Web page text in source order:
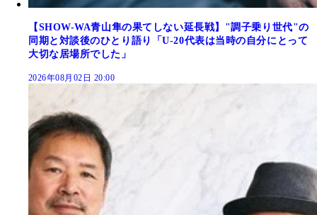
【SHOW-WA青山隼の果てしない延長戦】"調子乗り世代"の
同期と対談後のひとり語り「U-20代表は当時の自分にとって
大切な居場所でした」
2026年08月02日 20:00